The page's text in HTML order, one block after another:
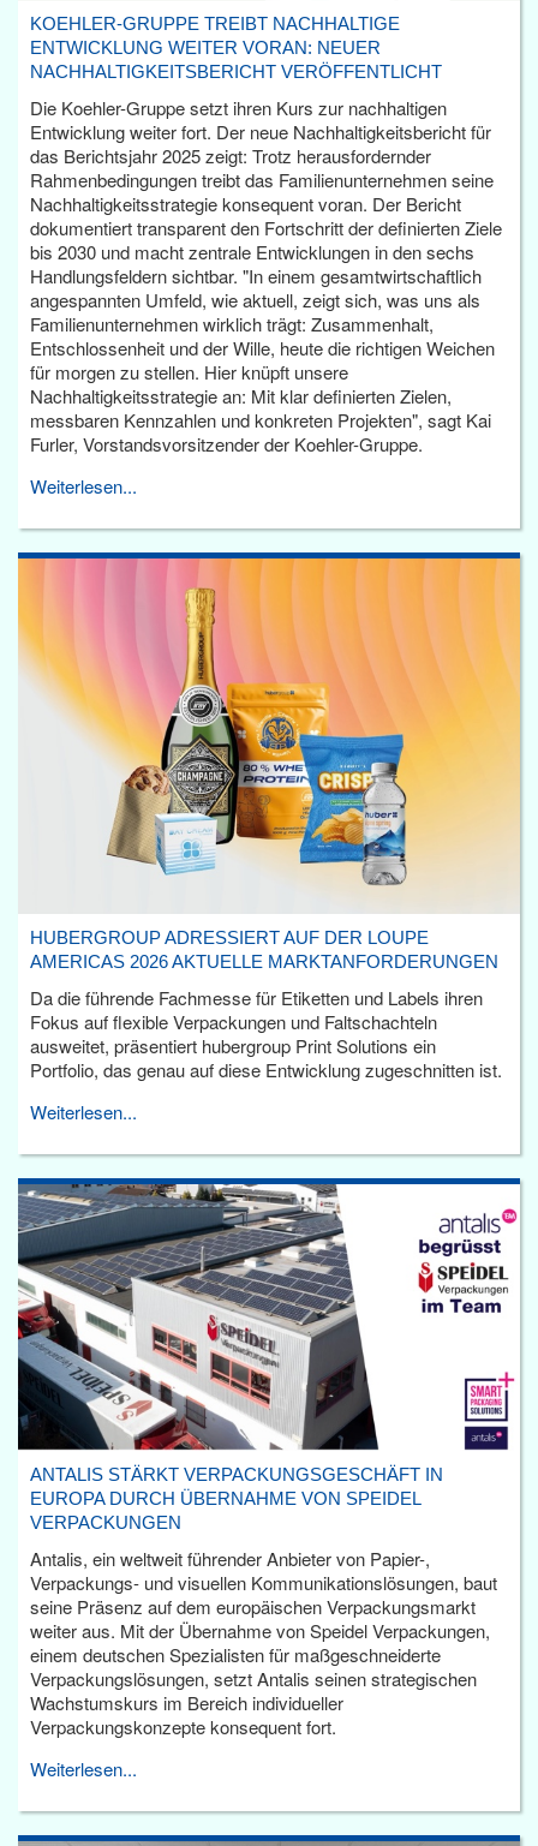
KOEHLER-GRUPPE TREIBT NACHHALTIGE
ENTWICKLUNG WEITER VORAN: NEUER
NACHHALTIGKEITSBERICHT VERÖFFENTLICHT
Die Koehler-Gruppe setzt ihren Kurs zur nachhaltigen
Entwicklung weiter fort. Der neue Nachhaltigkeitsbericht für
das Berichtsjahr 2025 zeigt: Trotz herausfordernder
Rahmenbedingungen treibt das Familienunternehmen seine
Nachhaltigkeitsstrategie konsequent voran. Der Bericht
dokumentiert transparent den Fortschritt der definierten Ziele
bis 2030 und macht zentrale Entwicklungen in den sechs
Handlungsfeldern sichtbar. "In einem gesamtwirtschaftlich
angespannten Umfeld, wie aktuell, zeigt sich, was uns als
Familienunternehmen wirklich trägt: Zusammenhalt,
Entschlossenheit und der Wille, heute die richtigen Weichen
für morgen zu stellen. Hier knüpft unsere
Nachhaltigkeitsstrategie an: Mit klar definierten Zielen,
messbaren Kennzahlen und konkreten Projekten", sagt Kai
Furler, Vorstandsvorsitzender der Koehler-Gruppe.
Weiterlesen...
HUBERGROUP ADRESSIERT AUF DER LOUPE
AMERICAS 2026 AKTUELLE MARKTANFORDERUNGEN
Da die führende Fachmesse für Etiketten und Labels ihren
Fokus auf flexible Verpackungen und Faltschachteln
ausweitet, präsentiert hubergroup Print Solutions ein
Portfolio, das genau auf diese Entwicklung zugeschnitten ist.
Weiterlesen...
ANTALIS STÄRKT VERPACKUNGSGESCHÄFT IN
EUROPA DURCH ÜBERNAHME VON SPEIDEL
VERPACKUNGEN
Antalis, ein weltweit führender Anbieter von Papier-,
Verpackungs- und visuellen Kommunikationslösungen, baut
seine Präsenz auf dem europäischen Verpackungsmarkt
weiter aus. Mit der Übernahme von Speidel Verpackungen,
einem deutschen Spezialisten für maßgeschneiderte
Verpackungslösungen, setzt Antalis seinen strategischen
Wachstumskurs im Bereich individueller
Verpackungskonzepte konsequent fort.
Weiterlesen...